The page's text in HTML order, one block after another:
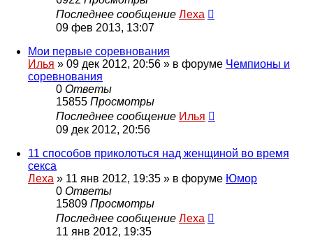
Последнее сообщение Леха
09 фев 2013, 13:07
Мои первые соревнования
Илья » 09 дек 2012, 20:56 » в форуме Чемпионы и
соревнования
0 Ответы
15855 Просмотры
Последнее сообщение Илья
09 дек 2012, 20:56
11 способов приколоться над женщиной во время
секса
Леха » 11 янв 2012, 19:35 » в форуме Юмор
0 Ответы
15809 Просмотры
Последнее сообщение Леха
11 янв 2012, 19:35